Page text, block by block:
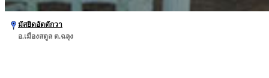
มัสยิดอัตตักวา
อ.เมืองสตูล ต.ฉลุง